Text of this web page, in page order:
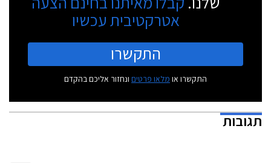
אטרקטיבית עכשיו
התקשרו
התקשרו או מלאו פרטים ונחזור אליכם בהקדם
תגובות